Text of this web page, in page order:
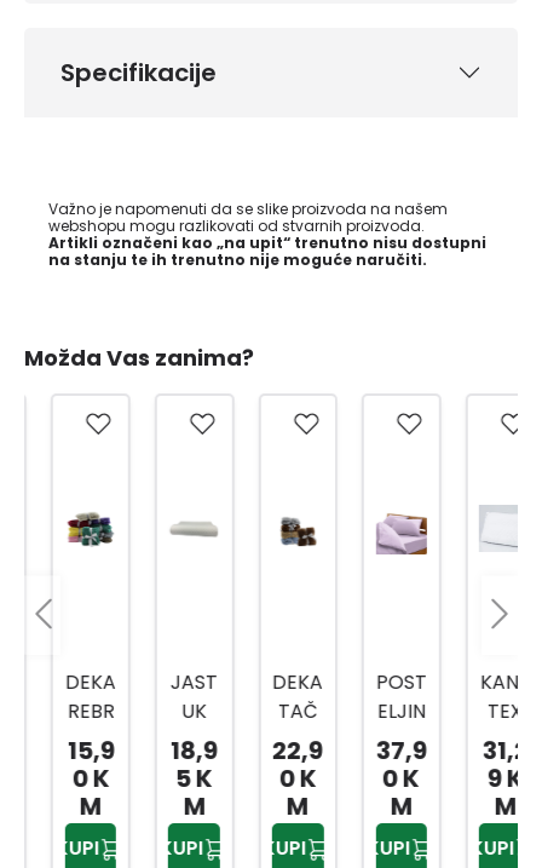
Specifikacije
Važno je napomenuti da se slike proizvoda na našem
webshopu mogu razlikovati od stvarnih proizvoda.
Artikli označeni kao „na upit“ trenutno nisu dostupni
na stanju te ih trenutno nije moguće naručiti.
Možda Vas zanima?
DEKA
REBR
ASTA
150X
200
CM
15,9
0 K
KUPI
JAST
DP32
16
55X3
5 CM
18,9
5 K
KUPI
DEKA
TAČ
KICE
180X
200
CM
22,9
0 K
KUPI
POST
ELJIN
A
JEDN
OKRE
VETN
A 3/1
37,9
0 K
KUPI
KANE
TEX
JAST
UK
CLIM
A
CON
31,2
9 K
KUPI